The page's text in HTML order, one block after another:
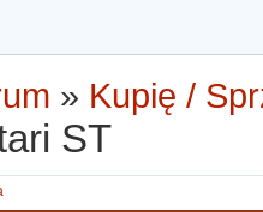
» Kupię /
ST